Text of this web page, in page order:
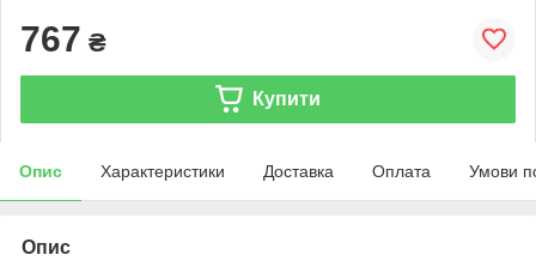
767 ₴
Купити
Опис Характеристики Доставка Оплата Умови
Опис